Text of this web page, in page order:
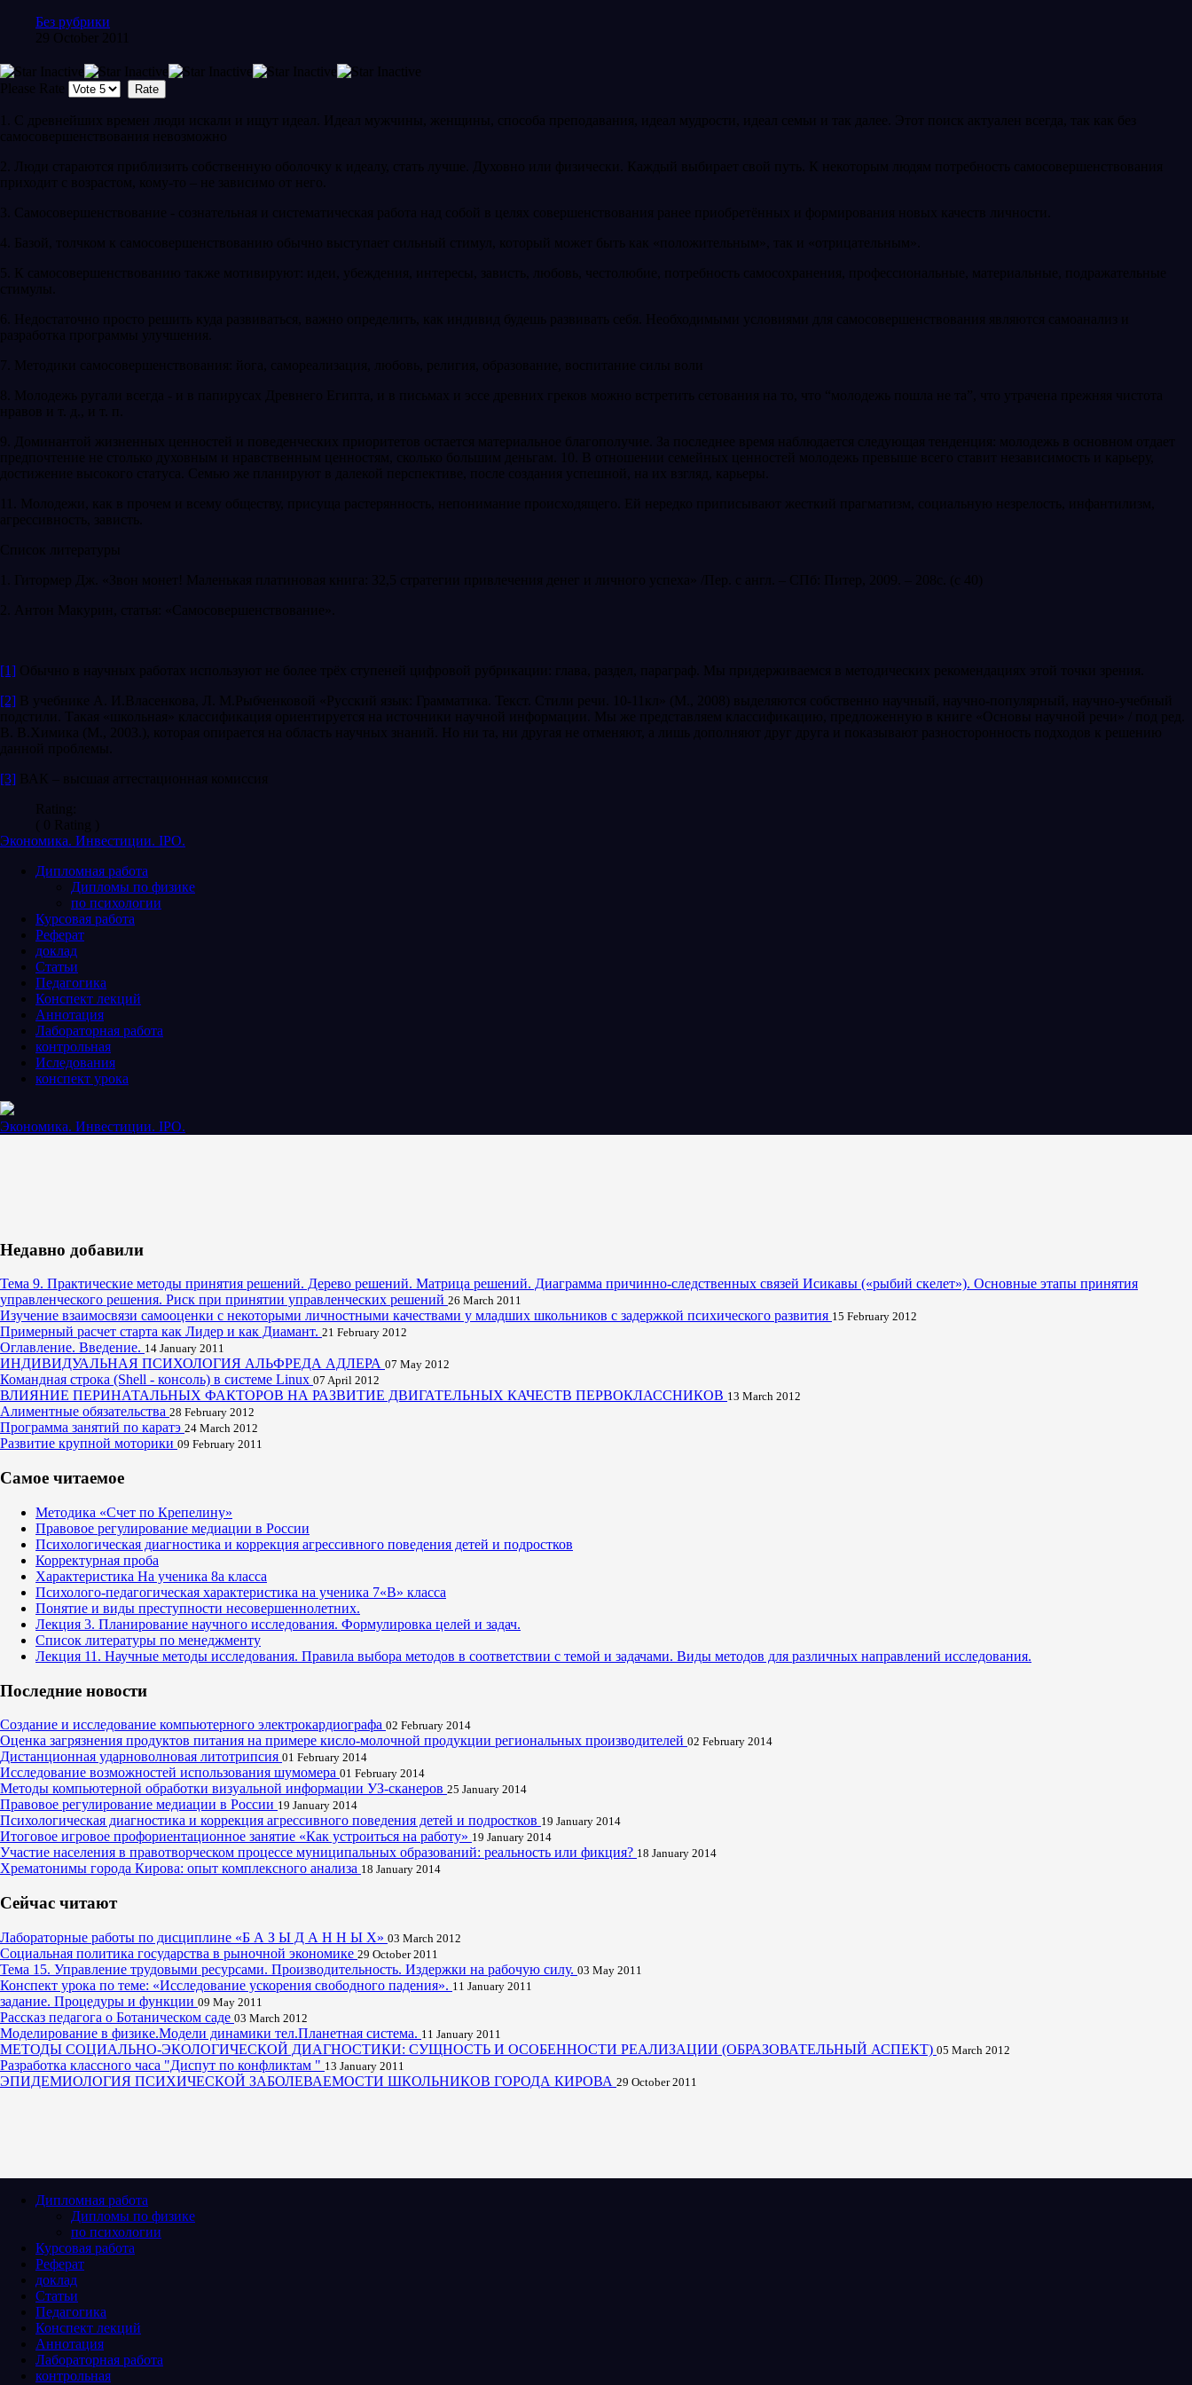
Без рубрики
29 October 2011
Please Rate
1. С древнейших времен люди искали и ищут идеал. Идеал мужчины, женщины, способа преподавания, идеал мудрости, идеал семьи и так далее. Этот поиск актуален всегда, так как без
самосовершенствования невозможно
2. Люди стараются приблизить собственную оболочку к идеалу, стать лучше. Духовно или физически. Каждый выбирает свой путь. К некоторым людям потребность самосовершенствования
приходит с возрастом, кому-то – не зависимо от него.
3. Самосовершенствование - сознательная и систематическая работа над собой в целях совершенствования ранее приобретённых и формирования новых качеств личности.
4. Базой, толчком к самосовершенствованию обычно выступает сильный стимул, который может быть как «положительным», так и «отрицательным».
5. К самосовершенствованию также мотивируют: идеи, убеждения, интересы, зависть, любовь, честолюбие, потребность самосохранения, профессиональные, материальные, подражательные
стимулы.
6. Недостаточно просто решить куда развиваться, важно определить, как индивид будешь развивать себя. Необходимыми условиями для самосовершенствования являются самоанализ и
разработка программы улучшения.
7. Методики самосовершенствования: йога, самореализация, любовь, религия, образование, воспитание силы воли
8. Молодежь ругали всегда - и в папирусах Древнего Египта, и в письмах и эссе древних греков можно встретить сетования на то, что “молодежь пошла не та”, что утрачена прежняя чистота
нравов и т. д., и т. п.
9. Доминантой жизненных ценностей и поведенческих приоритетов остается материальное благополучие. За последнее время наблюдается следующая тенденция: молодежь в основном отдает
предпочтение не столько духовным и нравственным ценностям, сколько большим деньгам. 10. В отношении семейных ценностей молодежь превыше всего ставит независимость и карьеру,
достижение высокого статуса. Семью же планируют в далекой перспективе, после создания успешной, на их взгляд, карьеры.
11. Молодежи, как в прочем и всему обществу, присуща растерянность, непонимание происходящего. Ей нередко приписывают жесткий прагматизм, социальную незрелость, инфантилизм,
агрессивность, зависть.
Список литературы
1. Гитормер Дж. «Звон монет! Маленькая платиновая книга: 32,5 стратегии привлечения денег и личного успеха» /Пер. с англ. – СПб: Питер, 2009. – 208с. (с 40)
2. Антон Макурин, статья: «Самосовершенствование».
[1] Обычно в научных работах используют не более трёх ступеней цифровой рубрикации: глава, раздел, параграф. Мы придерживаемся в методических рекомендациях этой точки зрения.
[2] В учебнике А. И.Власенкова, Л. М.Рыбченковой «Русский язык: Грамматика. Текст. Стили речи. 10-11кл» (М., 2008) выделяются собственно научный, научно-популярный, научно-учебный
подстили. Такая «школьная» классификация ориентируется на источники научной информации. Мы же представляем классификацию, предложенную в книге «Основы научной речи» / под ред.
В. В.Химика (М., 2003.), которая опирается на область научных знаний. Но ни та, ни другая не отменяют, а лишь дополняют друг друга и показывают разносторонность подходов к решению
данной проблемы.
[3] ВАК – высшая аттестационная комиссия
Rating:
( 0 Rating )
Экономика. Инвестиции. IPO.
Дипломная работа
Дипломы по физике
по психологии
Курсовая работа
Реферат
доклад
Статьи
Педагогика
Конспект лекций
Аннотация
Лабораторная работа
контрольная
Иследования
конспект урока
Экономика. Инвестиции. IPO.
Недавно добавили
Тема 9. Практические методы принятия решений. Дерево решений. Матрица решений. Диаграмма причинно-следственных связей Исикавы («рыбий скелет»). Основные этапы принятия
управленческого решения. Риск при принятии управленческих решений 26 March 2011
Изучение взаимосвязи самооценки с некоторыми личностными качествами у младших школьников с задержкой психического развития 15 February 2012
Примерный расчет старта как Лидер и как Диамант. 21 February 2012
Оглавление. Введение. 14 January 2011
ИНДИВИДУАЛЬНАЯ ПСИХОЛОГИЯ АЛЬФРЕДА АДЛЕРА 07 May 2012
Командная строка (Shell - консоль) в системе Linux 07 April 2012
ВЛИЯНИЕ ПЕРИНАТАЛЬНЫХ ФАКТОРОВ НА РАЗВИТИЕ ДВИГАТЕЛЬНЫХ КАЧЕСТВ ПЕРВОКЛАССНИКОВ 13 March 2012
Алиментные обязательства 28 February 2012
Программа занятий по каратэ 24 March 2012
Развитие крупной моторики 09 February 2011
Самое читаемое
Методика «Счет по Крепелину»
Правовое регулирование медиации в России
Психологическая диагностика и коррекция агрессивного поведения детей и подростков
Корректурная проба
Характеристика На ученика 8а класса
Психолого-педагогическая характеристика на ученика 7«В» класса
Понятие и виды преступности несовершеннолетних.
Лекция 3. Планирование научного исследования. Формулировка целей и задач.
Список литературы по менеджменту
Лекция 11. Научные методы исследования. Правила выбора методов в соответствии с темой и задачами. Виды методов для различных направлений исследования.
Последние новости
Создание и исследование компьютерного электрокардиографа 02 February 2014
Оценка загрязнения продуктов питания на примере кисло-молочной продукции региональных производителей 02 February 2014
Дистанционная ударноволновая литотрипсия 01 February 2014
Исследование возможностей использования шумомера 01 February 2014
Методы компьютерной обработки визуальной информации УЗ-сканеров 25 January 2014
Правовое регулирование медиации в России 19 January 2014
Психологическая диагностика и коррекция агрессивного поведения детей и подростков 19 January 2014
Итоговое игровое профориентационное занятие «Как устроиться на работу» 19 January 2014
Участие населения в правотворческом процессе муниципальных образований: реальность или фикция? 18 January 2014
Хрематонимы города Кирова: опыт комплексного анализа 18 January 2014
Сейчас читают
Лабораторные работы по дисциплине «Б А З Ы Д А Н Н Ы Х» 03 March 2012
Социальная политика государства в рыночной экономике 29 October 2011
Тема 15. Управление трудовыми ресурсами. Производительность. Издержки на рабочую силу. 03 May 2011
Конспект урока по теме: «Исследование ускорения свободного падения». 11 January 2011
задание. Процедуры и функции 09 May 2011
Рассказ педагога о Ботаническом саде 03 March 2012
Моделирование в физике.Модели динамики тел.Планетная система. 11 January 2011
МЕТОДЫ СОЦИАЛЬНО-ЭКОЛОГИЧЕСКОЙ ДИАГНОСТИКИ: СУЩНОСТЬ И ОСОБЕННОСТИ РЕАЛИЗАЦИИ (ОБРАЗОВАТЕЛЬНЫЙ АСПЕКТ) 05 March 2012
Разработка классного часа "Диспут по конфликтам " 13 January 2011
ЭПИДЕМИОЛОГИЯ ПСИХИЧЕСКОЙ ЗАБОЛЕВАЕМОСТИ ШКОЛЬНИКОВ ГОРОДА КИРОВА 29 October 2011
Дипломная работа
Дипломы по физике
по психологии
Курсовая работа
Реферат
доклад
Статьи
Педагогика
Конспект лекций
Аннотация
Лабораторная работа
контрольная